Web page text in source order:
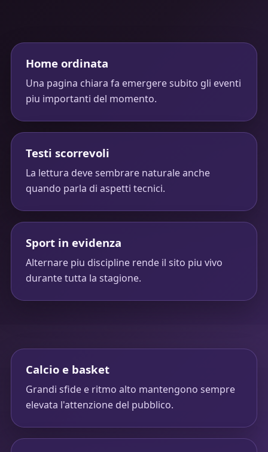
Home ordinata
Una pagina chiara fa emergere subito gli eventi
piu importanti del momento.
Testi scorrevoli
La lettura deve sembrare naturale anche
quando parla di aspetti tecnici.
Sport in evidenza
Alternare piu discipline rende il sito piu vivo
durante tutta la stagione.
Calcio e basket
Grandi sfide e ritmo alto mantengono sempre
elevata l'attenzione del pubblico.